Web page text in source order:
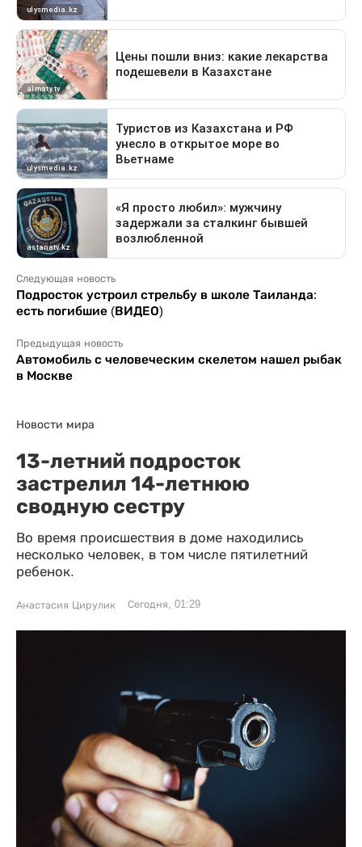
Следующая новость
Подросток устроил стрельбу в школе Таиланда:
есть погибшие (ВИДЕО)
Предыдущая новость
Автомобиль с человеческим скелетом нашел рыбак
в Москве
Новости мира
13-летний подросток
застрелил 14-летнюю
сводную сестру
Во время происшествия в доме находились
несколько человек, в том числе пятилетний
ребенок.
Анастасия Цирулик Сегодня, 01:29